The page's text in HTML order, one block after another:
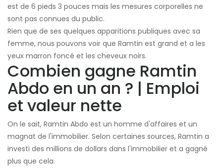
est de 6 pieds 3 pouces mais les mesures corporelles ne
sont pas connues du public.
Rien que de ses quelques apparitions publiques avec sa
femme, nous pouvons voir que Ramtin est grand et a les
yeux marron foncé et les cheveux noirs.
Combien gagne Ramtin
Abdo en un an ? | Emploi
et valeur nette
On le sait, Ramtin Abdo est un homme d'affaires et un
magnat de l'immobilier. Selon certaines sources, Ramtin a
investi des millions de dollars dans l'immobilier et a gagné
plus que cela.